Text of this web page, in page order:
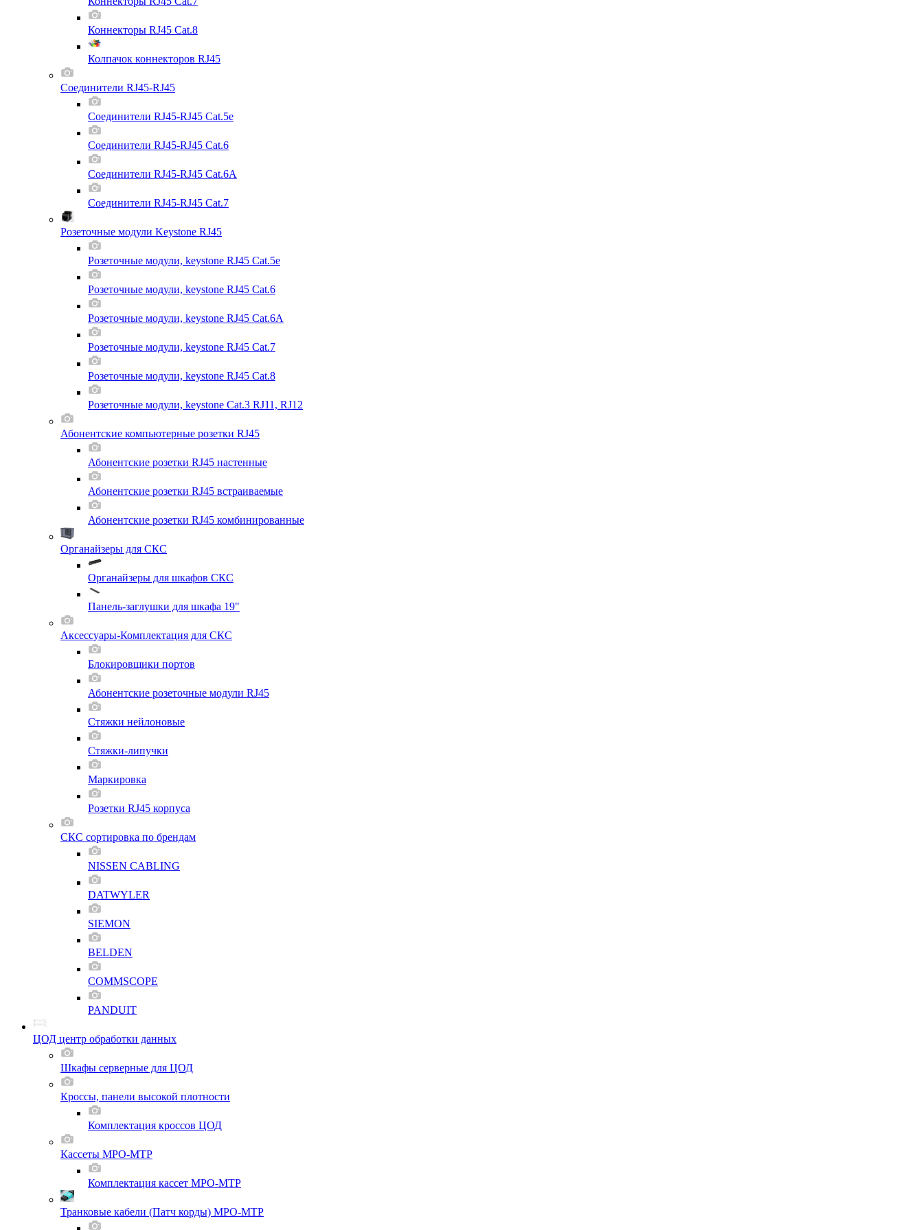
Коннекторы RJ45 Cat.8
Колпачок коннекторов RJ45
Соединители RJ45-RJ45
Соединители RJ45-RJ45 Cat.5e
Соединители RJ45-RJ45 Cat.6
Соединители RJ45-RJ45 Cat.6A
Соединители RJ45-RJ45 Cat.7
Розеточные модули Keystone RJ45
Розеточные модули, keystone RJ45 Cat.5e
Розеточные модули, keystone RJ45 Cat.6
Розеточные модули, keystone RJ45 Cat.6A
Розеточные модули, keystone RJ45 Cat.7
Розеточные модули, keystone RJ45 Cat.8
Розеточные модули, keystone Cat.3 RJ11, RJ12
Абонентские компьютерные розетки RJ45
Абонентские розетки RJ45 настенные
Абонентские розетки RJ45 встраиваемые
Абонентские розетки RJ45 комбинированные
Органайзеры для СКС
Органайзеры для шкафов СКС
Панель-заглушки для шкафа 19"
Аксессуары-Комплектация для СКС
Блокировщики портов
Абонентские розеточные модули RJ45
Стяжки нейлоновые
Стяжки-липучки
Маркировка
Розетки RJ45 корпуса
СКС сортировка по брендам
NISSEN CABLING
DATWYLER
SIEMON
BELDEN
COMMSCOPE
PANDUIT
ЦОД центр обработки данных
Шкафы серверные для ЦОД
Кроссы, панели высокой плотности
Комплектация кроссов ЦОД
Кассеты MPO-MTP
Комплектация кассет MPO-MTP
Транковые кабели (Патч корды) MPO-MTP